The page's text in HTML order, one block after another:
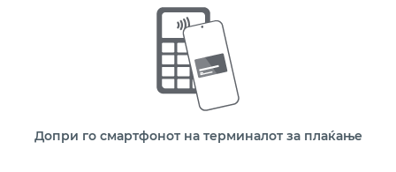
Допри го смартфонот на терминалот за плаќање